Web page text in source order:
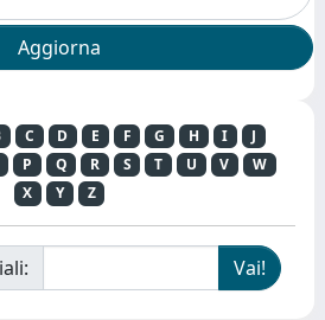
C D E F G H I
J
P Q R S T U V
W
X
Y Z